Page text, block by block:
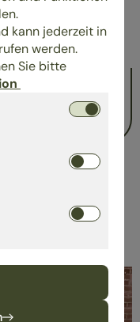
Fachkräfte
Braunschweiger
kann jederzeit in
werden.
Sie bitte